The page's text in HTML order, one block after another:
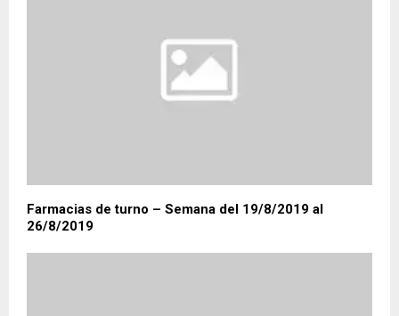
Farmacias de turno – Semana del 19/8/2019 al
26/8/2019